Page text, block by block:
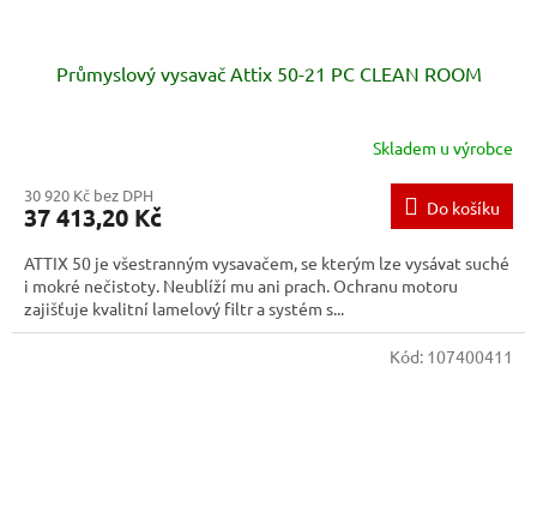
Průmyslový vysavač Attix 50-21 PC CLEAN ROOM
Skladem u výrobce
30 920 Kč bez DPH
37 413,20 Kč Do košíku
ATTIX 50 je všestranným vysavačem, se kterým lze vysávat suché
i mokré nečistoty. Neublíží mu ani prach. Ochranu motoru
zajišťuje kvalitní lamelový filtr a systém s...
Kód: 107400411